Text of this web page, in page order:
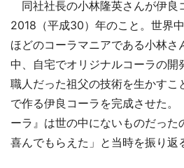
同社社長の小林隆英さんが伊良
2018（平成30）年のこと。世界
ほどのコーラマニアである小林さ
中、自宅でオリジナルコーラの開
職人だった祖父の技術を生かすこ
で作る伊良コーラを完成させた。
ーラ』は世の中にないものだった
喜んでもらえた」と当時を振り返